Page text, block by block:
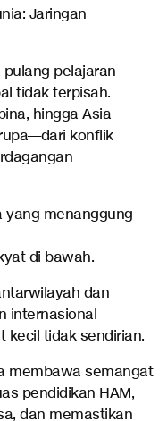
Jaringan
pelajaran
tidak terpisah.
hingga Asia
konflik
yang menanggung
di bawah.
dan
internasional
kecil tidak sendirian.
membawa semangat
pendidikan HAM,
dan memastikan